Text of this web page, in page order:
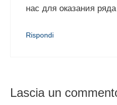
нас для оказания ряда
Rispondi
Lascia un